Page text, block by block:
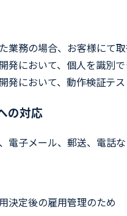
業務の場合、お客様にて
発において、個人を識別
発において、動作検証テ
の対応
電子メール、郵送、電話
決定後の雇用管理のため